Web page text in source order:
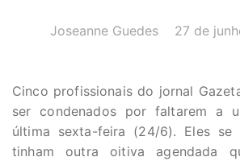
AUTOR(A):
Joseanne Guedes DATA:
27 de
Cinco profissionais do jornal
ser condenados por faltarem a
última sexta-feira (24/6). Eles se
tinham outra oitiva agendada